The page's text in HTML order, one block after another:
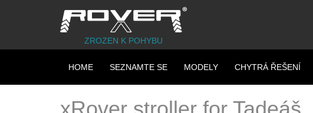
ZROZEN K POHYBU
HOME SEZNAMTE SE MODELY CHYTRÁ ŘEŠENÍ